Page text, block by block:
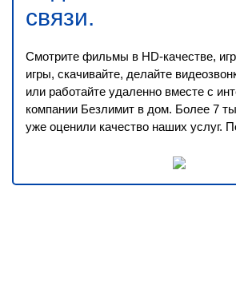
связи.
Смотрите фильмы в HD-качестве,
игры, скачивайте, делайте
или работайте удаленно вместе с
компании Безлимит в дом. Более 7
уже оценили качество наших услуг.